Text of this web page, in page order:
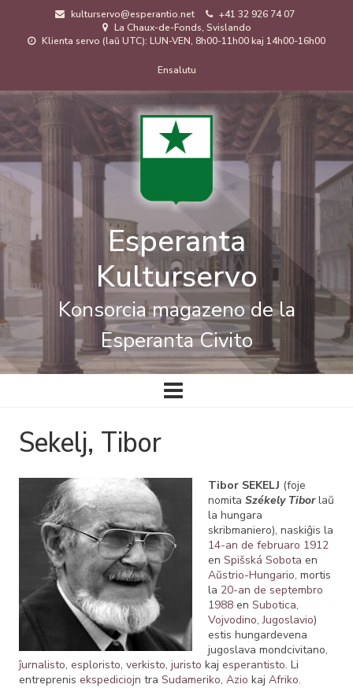
kulturservo@esperantio.net
+41 32 926 74 07
La Chaux-de-Fonds, Svislando
Klienta servo (laŭ UTC): LUN-VEN, 8h00-11h00 kaj 14h00-16h00
de
uzanto
Ensalutu
Esperanta
Kulturservo
Konsorcia magazeno de la
Esperanta Civito
Ĉefa
navigado
Sekelj, Tibor
Tibor SEKELJ (foje
nomita Székely Tiborlaŭ
la hungara
skribmaniero), naskiĝis la
14-an de februaro 1912
en Spišská Sobota en
Aŭstrio-Hungario, mortis
la 20-an de septembro
1988en Subotica,
Vojvodino,Jugoslavio)
estis hungardevena
jugoslava mondcivitano,
ĵurnalisto, esploristo, verkisto, juristo kaj esperantisto. Li
entreprenis ekspediciojn tra Sudameriko, Azio kaj Afriko.